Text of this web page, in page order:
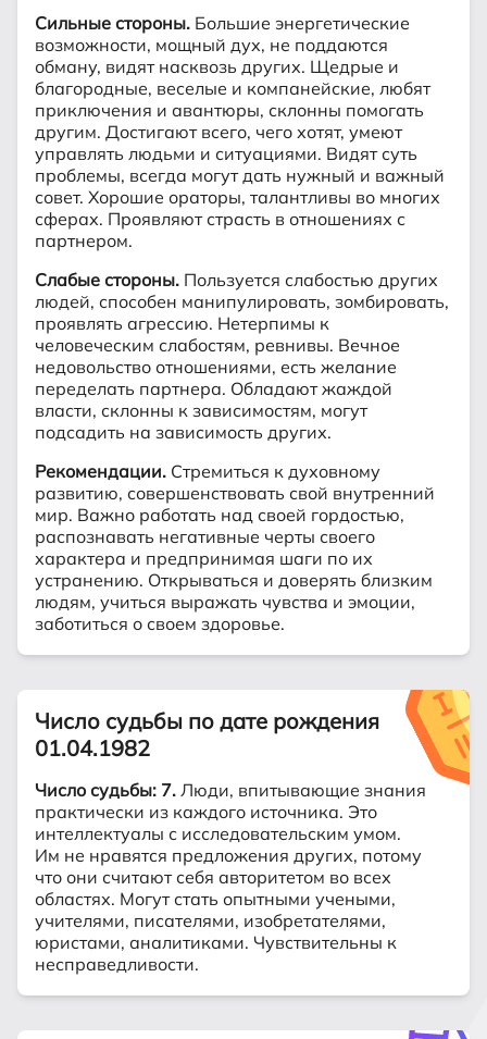
Сильные стороны. Большие энергетические
возможности, мощный дух, не поддаются
обману, видят насквозь других. Щедрые и
благородные, веселые и компанейские, любят
приключения и авантюры, склонны помогать
другим. Достигают всего, чего хотят, умеют
управлять людьми и ситуациями. Видят суть
проблемы, всегда могут дать нужный и важный
совет. Хорошие ораторы, талантливы во многих
сферах. Проявляют страсть в отношениях с
партнером.
Слабые стороны. Пользуется слабостью других
людей, способен манипулировать, зомбировать,
проявлять агрессию. Нетерпимы к
человеческим слабостям, ревнивы. Вечное
недовольство отношениями, есть желание
переделать партнера. Обладают жаждой
власти, склонны к зависимостям, могут
подсадить на зависимость других.
Рекомендации. Стремиться к духовному
развитию, совершенствовать свой внутренний
мир. Важно работать над своей гордостью,
распознавать негативные черты своего
характера и предпринимая шаги по их
устранению. Открываться и доверять близким
людям, учиться выражать чувства и эмоции,
заботиться о своем здоровье.
Число судьбы по дате рождения
01.04.1982
Число судьбы: 7. Люди, впитывающие знания
практически из каждого источника. Это
интеллектуалы с исследовательским умом.
Им не нравятся предложения других, потому
что они считают себя авторитетом во всех
областях. Могут стать опытными учеными,
учителями, писателями, изобретателями,
юристами, аналитиками. Чувствительны к
несправедливости.